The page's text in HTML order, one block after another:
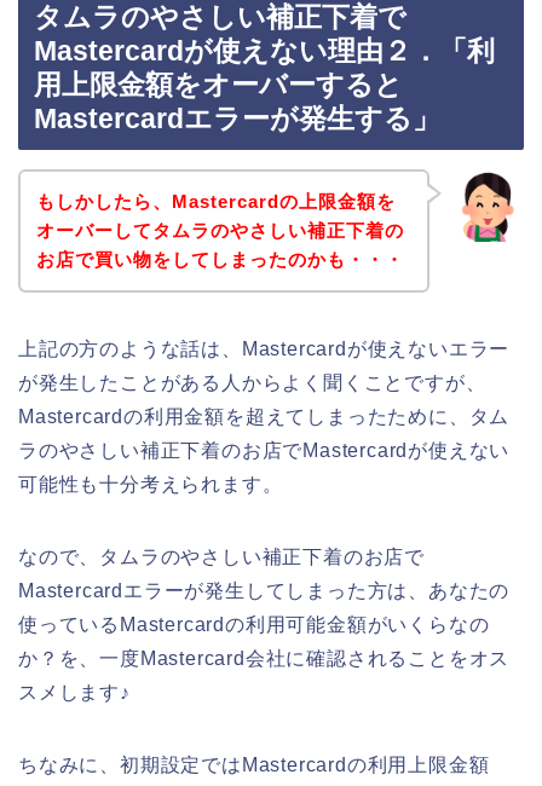
タムラのやさしい補正下着で
Mastercardが使えない理由２．「利
用上限金額をオーバーすると
Mastercardエラーが発生する」
もしかしたら、Mastercardの上限金額を
オーバーしてタムラのやさしい補正下着の
お店で買い物をしてしまったのかも・・・
上記の方のような話は、Mastercardが使えないエラー
が発生したことがある人からよく聞くことですが、
Mastercardの利用金額を超えてしまったために、タム
ラのやさしい補正下着のお店でMastercardが使えない
可能性も十分考えられます。
なので、タムラのやさしい補正下着のお店で
Mastercardエラーが発生してしまった方は、あなたの
使っているMastercardの利用可能金額がいくらなの
か？を、一度Mastercard会社に確認されることをオス
スメします♪
ちなみに、初期設定ではMastercardの利用上限金額